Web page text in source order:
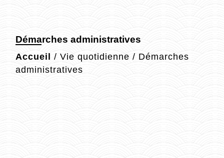
Démarches administratives
Accueil / Vie quotidienne / Démarches
administratives